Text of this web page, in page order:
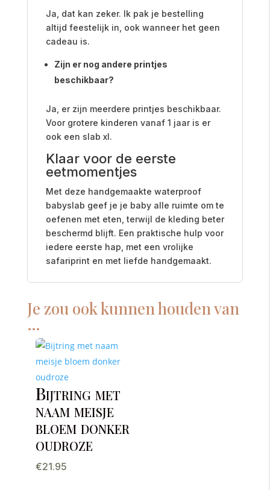
Ja, dat kan zeker. Ik pak je bestelling
altijd feestelijk in, ook wanneer het geen
cadeau is.
Zijn er nog andere printjes
beschikbaar?
Ja, er zijn meerdere printjes beschikbaar.
Voor grotere kinderen vanaf 1 jaar is er
ook een slab xl.
Klaar voor de eerste
eetmomentjes
Met deze handgemaakte waterproof
babyslab geef je je baby alle ruimte om te
oefenen met eten, terwijl de kleding beter
beschermd blijft. Een praktische hulp voor
iedere eerste hap, met een vrolijke
safariprint en met liefde handgemaakt.
Je zou ook kunnen houden van
…
Bijtring met
naam meisje
bloem donker
oudroze
€21.95